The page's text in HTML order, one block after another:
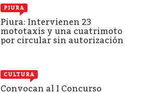
PIURA
Piura: Intervienen 23
mototaxis y una cuatrimoto
por circular sin autorización
CULTURA
Convocan al I Concurso